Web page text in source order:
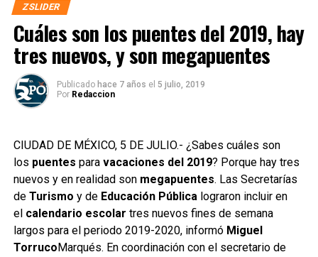
ZSLIDER
Cuáles son los puentes del 2019, hay
tres nuevos, y son megapuentes
Publicado hace 7 años el 5 julio, 2019
Por Redaccion
CIUDAD DE MÉXICO, 5 DE JULIO.- ¿Sabes cuáles son
los puentes paravacaciones del 2019? Porque hay tres
nuevos y en realidad son megapuentes. Las Secretarías
de Turismo y de Educación Públicalograron incluir en
el calendario escolar tres nuevos fines de semana
largos para el periodo 2019-2020, informó Miguel
TorrucoMarqués. En coordinación con el secretario de